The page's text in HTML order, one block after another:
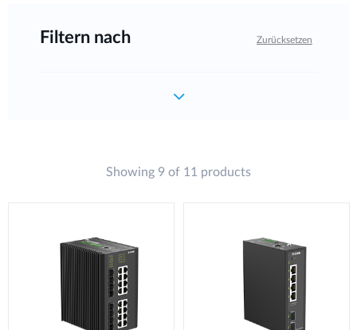
Filtern nach Zurücksetzen
Showing 9 of 11 products